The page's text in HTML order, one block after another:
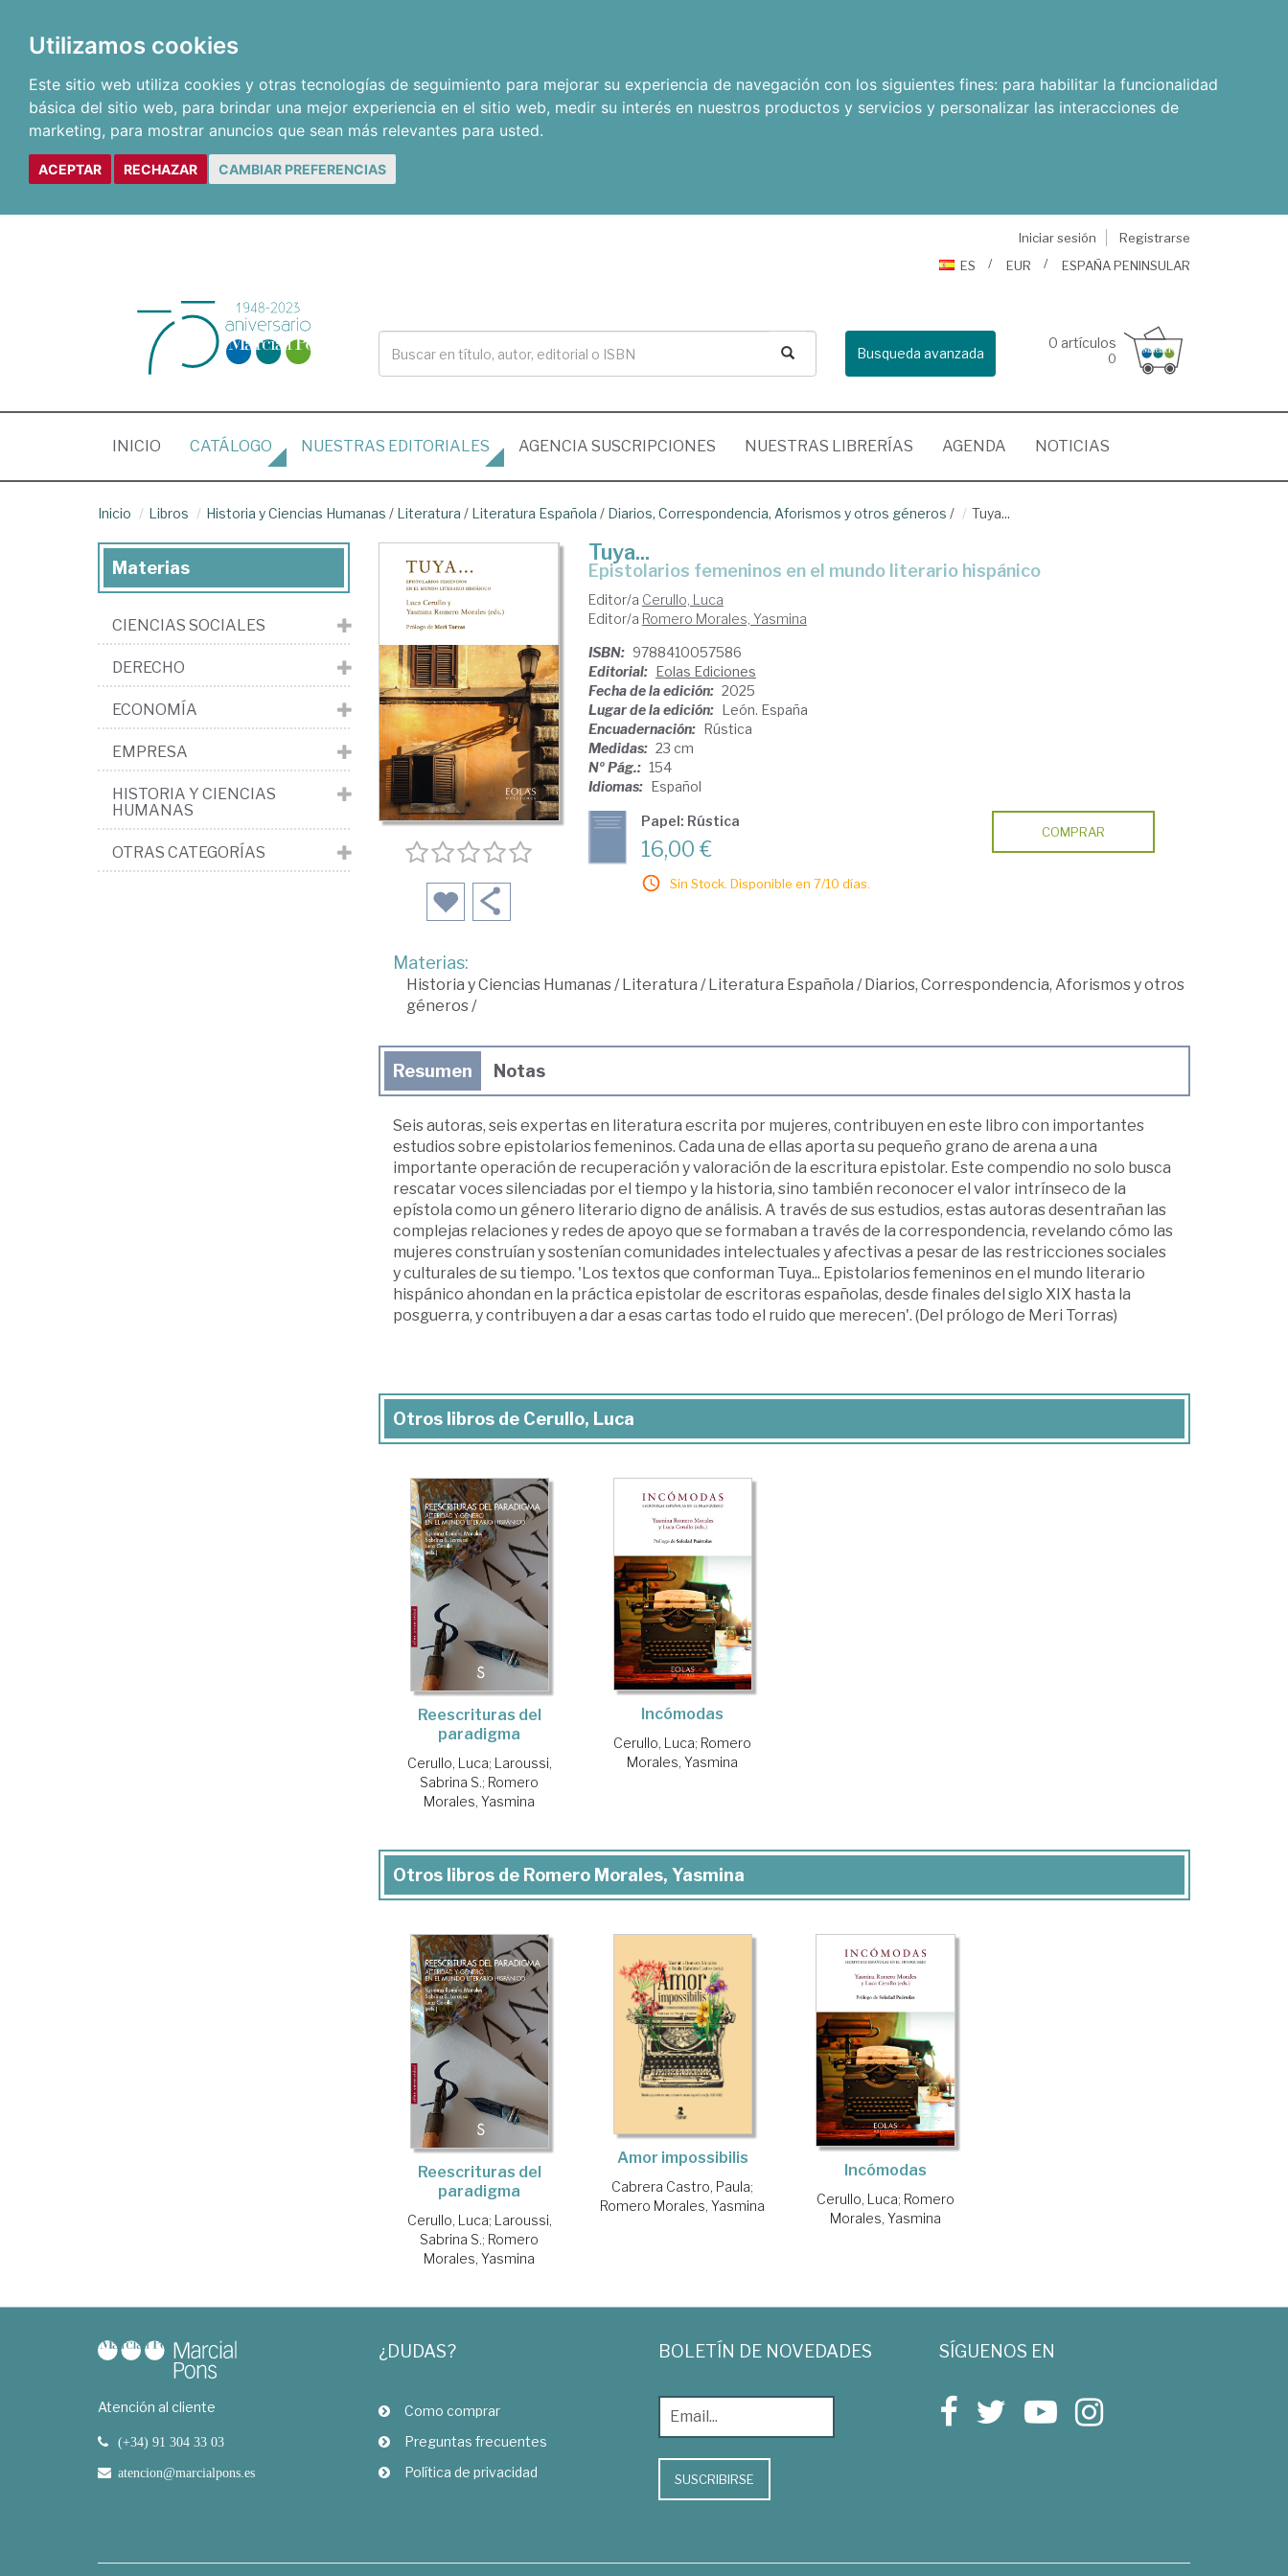
Utilizamos cookies
Este sitio web utiliza cookies y otras tecnologías de seguimiento para mejorar su experiencia de navegación con los siguientes fines: para habilitar la funcionalidad
básica del sitio web, para brindar una mejor experiencia en el sitio web, medir su interés en nuestros productos y servicios y personalizar las interacciones de
marketing, para mostrar anuncios que sean más relevantes para usted.
ACEPTAR RECHAZAR CAMBIAR PREFERENCIAS
Iniciar sesión
Registrarse
ES
EUR ESPAÑA PENINSULAR
Busqueda avanzada
0 artículos
0
INICIO (CURRENT)
CATÁLOGO NUESTRAS EDITORIALES AGENCIA SUSCRIPCIONES NUESTRAS LIBRERÍAS AGENDA NOTICIAS
Inicio Libros Historia y Ciencias Humanas / Literatura / Literatura Española / Diarios, Correspondencia, Aforismos y otros géneros / Tuya...
Tuya...
Epistolarios femeninos en el mundo literario hispánico
Editor/a Cerullo, Luca
Editor/a Romero Morales, Yasmina
ISBN: 9788410057586
Editorial: Eolas Ediciones
Fecha de la edición: 2025
Lugar de la edición: León. España
Encuadernación: Rústica
Medidas: 23 cm
Nº Pág.: 154
Idiomas: Español
Papel: Rústica
16,00 €
Sin Stock. Disponible en 7/10 días.
COMPRAR
Materias:
Historia y Ciencias Humanas/Literatura /Literatura Española /Diarios, Correspondencia, Aforismos y otros
géneros/
Resumen Notas
Seis autoras, seis expertas en literatura escrita por mujeres, contri­buyen en este libro con importantes
estudios sobre epistolarios femeninos. Cada una de ellas aporta su pequeño grano de arena a una
importante operación de recuperación y valoración de la escri­tura epistolar. Este compendio no solo busca
rescatar voces silenciadas por el tiempo y la historia, sino también reconocer el valor intrínseco de la
epístola como un género literario digno de análisis. A través de sus estudios, estas autoras desentrañan las
complejas relaciones y redes de apoyo que se formaban a través de la correspondencia, revelando cómo las
mujeres construían y sostenían comunidades intelectuales y afectivas a pesar de las restricciones sociales
y culturales de su tiempo. 'Los textos que conforman Tuya... Epistolarios femeninos en el mundo literario
hispánico ahondan en la práctica episto­lar de escritoras españolas, desde finales del siglo XIX hasta la
posguerra, y contribuyen a dar a esas cartas todo el ruido que merecen'. (Del prólogo de Meri Torras)
Otros libros de Cerullo, Luca
Reescrituras del
paradigma
Cerullo, Luca; Laroussi,
Sabrina S.; Romero
Morales, Yasmina
Incómodas
Cerullo, Luca; Romero
Morales, Yasmina
Otros libros de Romero Morales, Yasmina
Reescrituras del
paradigma
Cerullo, Luca; Laroussi,
Sabrina S.; Romero
Morales, Yasmina
Amor impossibilis
Cabrera Castro, Paula;
Romero Morales, Yasmina
Incómodas
Cerullo, Luca; Romero
Morales, Yasmina
Materias
CIENCIAS SOCIALES
DERECHO
ECONOMÍA
EMPRESA
HISTORIA Y CIENCIAS
HUMANAS
OTRAS CATEGORÍAS
Atención al cliente
(+34) 91 304 33 03
atencion@marcialpons.es
¿DUDAS?
Como comprar
Preguntas frecuentes
Política de privacidad
BOLETÍN DE NOVEDADES
SUSCRIBIRSE
SÍGUENOS EN